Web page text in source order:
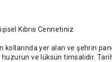
Kıbrıs Cennetiniz
yer alan ve şehrin
ve lüksün timsalidir.